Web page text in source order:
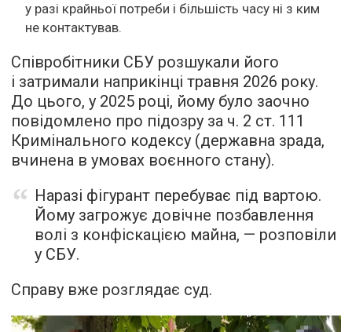
у разі крайньої потреби і більшість часу ні з ким
не контактував.
Співробітники СБУ розшукали його
і затримали наприкінці травня 2026 року.
До цього, у 2025 році, йому було заочно
повідомлено про підозру за ч. 2 ст. 111
Кримінального кодексу (державна зрада,
вчинена в умовах воєнного стану).
Наразі фігурант перебуває під вартою.
Йому загрожує довічне позбавлення
волі з конфіскацією майна, — розповіли
у СБУ.
Справу вже розглядає суд.